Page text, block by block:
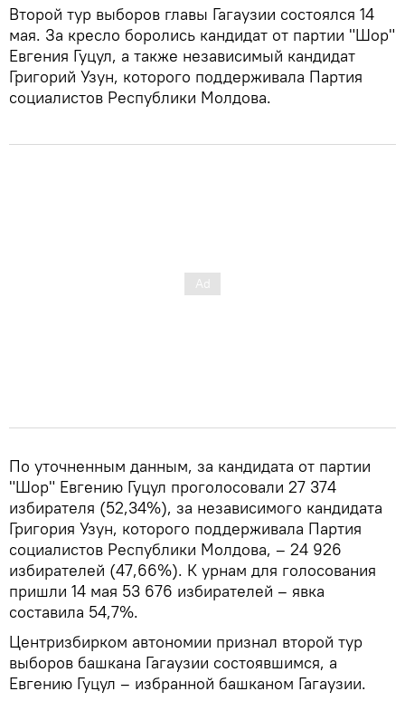
Второй тур выборов главы Гагаузии состоялся 14
мая. За кресло боролись кандидат от партии "Шор"
Евгения Гуцул, а также независимый кандидат
Григорий Узун, которого поддерживала Партия
социалистов Республики Молдова.
По уточненным данным, за кандидата от партии
"Шор" Евгению Гуцул проголосовали 27 374
избирателя (52,34%), за независимого кандидата
Григория Узун, которого поддерживала Партия
социалистов Республики Молдова, – 24 926
избирателей (47,66%). К урнам для голосования
пришли 14 мая 53 676 избирателей – явка
составила 54,7%.
Центризбирком автономии признал второй тур
выборов башкана Гагаузии состоявшимся, а
Евгению Гуцул – избранной башканом Гагаузии.